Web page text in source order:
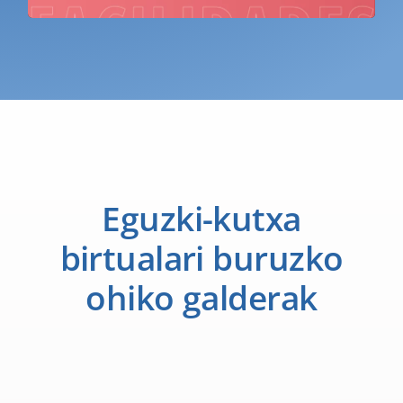
Eguzki-kutxa
birtualari buruzko
ohiko galderak